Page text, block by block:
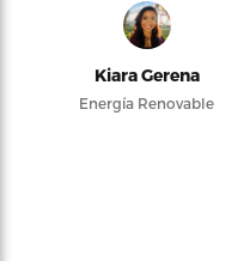
Kiara Gerena
Energía Renovable